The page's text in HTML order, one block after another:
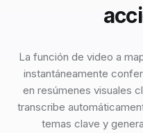
La función de video a
instantáneamente
en resúmenes visuales
transcribe
temas clave y